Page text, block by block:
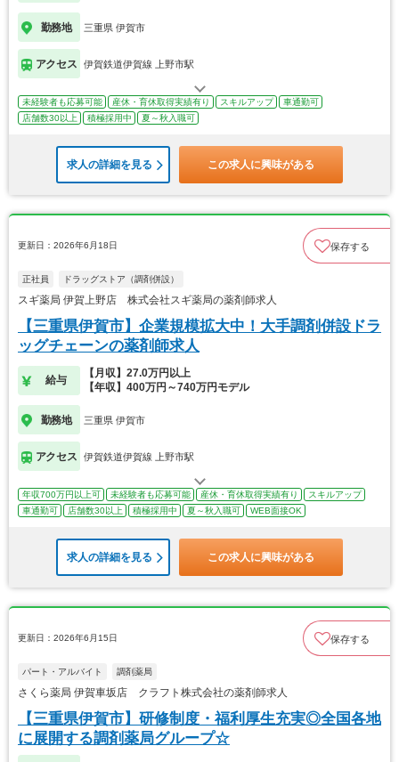
勤務地 三重県 伊賀市
アクセス 伊賀鉄道伊賀線 上野市駅
未経験者も応募可能 産休・育休取得実績有り スキルアップ
車通勤可
店舗数30以上
積極採用中 夏～秋入職可
求人の詳細を見る この求人に興味がある
更新日：2026年6月18日 保存する
正社員 ドラッグストア（調剤併設）
スギ薬局 伊賀上野店 株式会社スギ薬局の薬剤師求人
【三重県伊賀市】企業規模拡大中！大手調剤併設ドラ
ッグチェーンの薬剤師求人
給与
【月収】27.0万円以上
【年収】400万円～740万円モデル
勤務地 三重県 伊賀市
アクセス 伊賀鉄道伊賀線 上野市駅
年収700万円以上可 未経験者も応募可能 産休・育休取得実績有り
スキルアップ
車通勤可
店舗数30以上 積極採用中 夏～秋入職可 WEB面接OK
求人の詳細を見る この求人に興味がある
更新日：2026年6月15日 保存する
パート・アルバイト 調剤薬局
さくら薬局 伊賀車坂店 クラフト株式会社の薬剤師求人
【三重県伊賀市】研修制度・福利厚生充実◎全国各地
に展開する調剤薬局グループ☆